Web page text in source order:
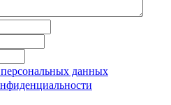
персональных данных